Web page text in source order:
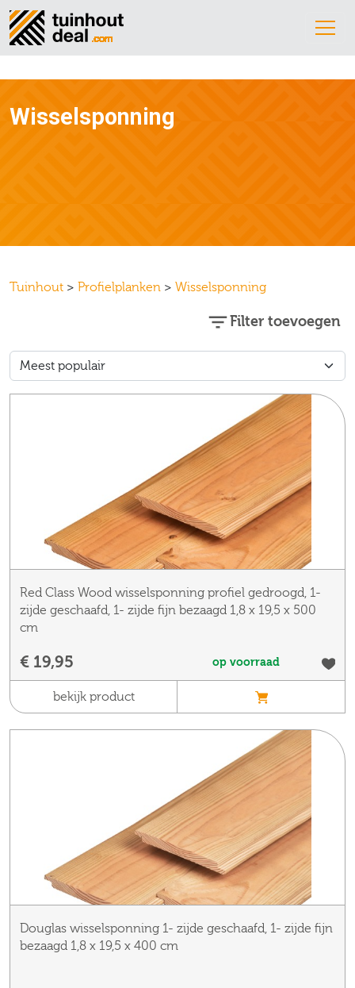
Wisselsponning
Tuinhout > Profielplanken > Wisselsponning
Filter toevoegen
Red Class Wood wisselsponning profiel gedroogd, 1-
zijde geschaafd, 1- zijde fijn bezaagd 1,8 x 19,5 x 500
cm
€ 19,95 op voorraad
bekijk product
Douglas wisselsponning 1- zijde geschaafd, 1- zijde fijn
bezaagd 1,8 x 19,5 x 400 cm